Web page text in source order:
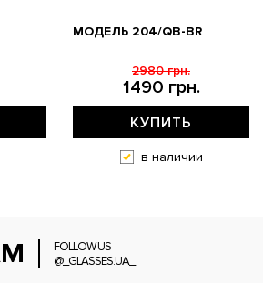
МОДЕЛЬ 204/QB-BR
1490 грн.
2980 грн.
КУПИТЬ
в наличии
FOLLOW US
@_GLASSES.UA_